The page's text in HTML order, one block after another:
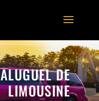
ALUGUEL DE
LIMOUSINE